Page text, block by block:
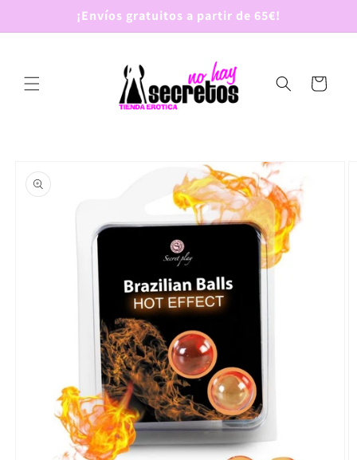
directamente
al contenido
¡Envíos gratuitos a partir de 65€!
Carrito
a la
información